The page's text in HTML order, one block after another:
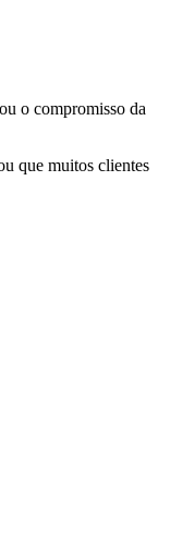
o compromisso da
que muitos clientes